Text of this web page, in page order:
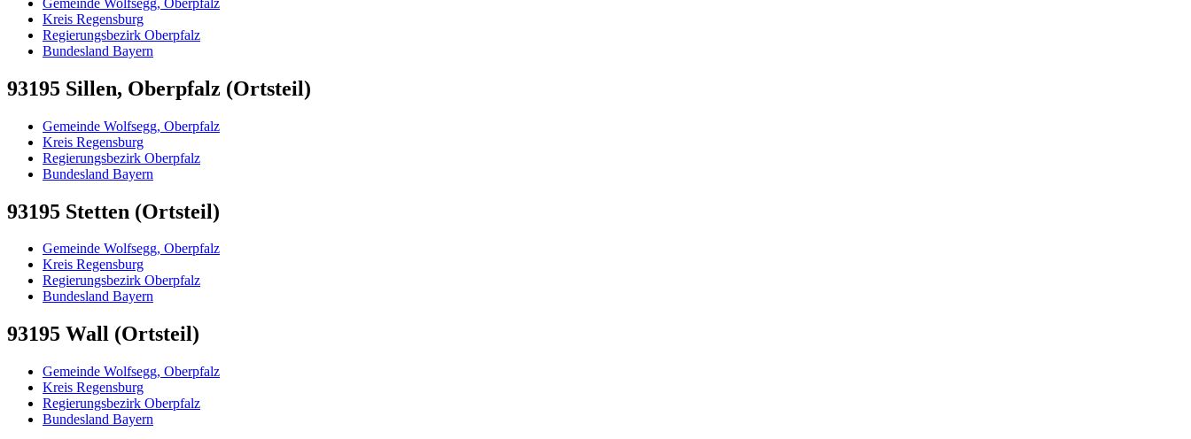
Kreis Regensburg
Regierungsbezirk Oberpfalz
Bundesland Bayern
93195 Sillen, Oberpfalz (Ortsteil)
Gemeinde Wolfsegg, Oberpfalz
Kreis Regensburg
Regierungsbezirk Oberpfalz
Bundesland Bayern
93195 Stetten (Ortsteil)
Gemeinde Wolfsegg, Oberpfalz
Kreis Regensburg
Regierungsbezirk Oberpfalz
Bundesland Bayern
93195 Wall (Ortsteil)
Gemeinde Wolfsegg, Oberpfalz
Kreis Regensburg
Regierungsbezirk Oberpfalz
Bundesland Bayern